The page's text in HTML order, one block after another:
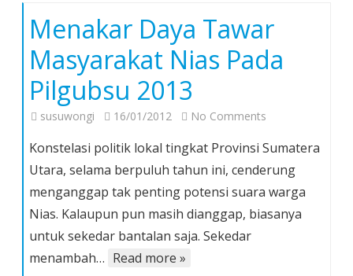
Menakar Daya Tawar
Masyarakat Nias Pada
Pilgubsu 2013
susuwongi 16/01/2012 No Comments
Daya
Tawar
Masyarakat
Nias
Konstelasi politik lokal tingkat Provinsi Sumatera
Utara, selama berpuluh tahun ini, cenderung
menganggap tak penting potensi suara warga
Nias. Kalaupun pun masih dianggap, biasanya
untuk sekedar bantalan saja. Sekedar
menambah… Read more »